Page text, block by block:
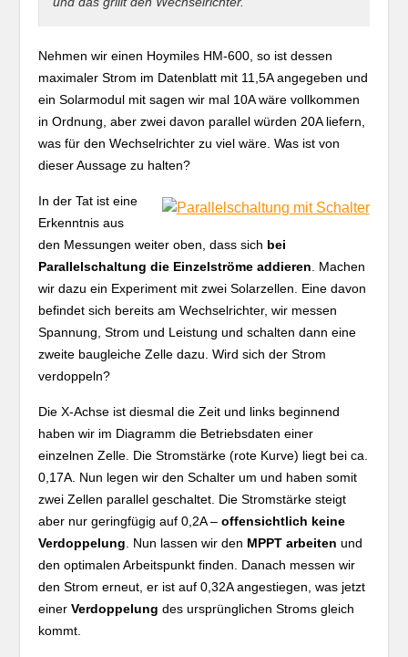
Nehmen wir einen Hoymiles HM-600, so ist dessen
maximaler Strom im Datenblatt mit 11,5A angegeben und
ein Solarmodul mit sagen wir mal 10A wäre vollkommen
in Ordnung, aber zwei davon parallel würden 20A liefern,
was für den Wechselrichter zu viel wäre. Was ist von
dieser Aussage zu halten?
In der Tat ist eine
Erkenntnis aus
den Messungen weiter oben, dass sich bei
Parallelschaltung die Einzelströme addieren . Machen
wir dazu ein Experiment mit zwei Solarzellen. Eine davon
befindet sich bereits am Wechselrichter, wir messen
Spannung, Strom und Leistung und schalten dann eine
zweite baugleiche Zelle dazu. Wird sich der Strom
verdoppeln?
Die X-Achse ist diesmal die Zeit und links beginnend
haben wir im Diagramm die Betriebsdaten einer
einzelnen Zelle. Die Stromstärke (rote Kurve) liegt bei ca.
0,17A. Nun legen wir den Schalter um und haben somit
zwei Zellen parallel geschaltet. Die Stromstärke steigt
aber nur geringfügig auf 0,2A –offensichtlich keine
Verdoppelung . Nun lassen wir den MPPT arbeiten und
den optimalen Arbeitspunkt finden. Danach messen wir
den Strom erneut, er ist auf 0,32A angestiegen, was jetzt
einerVerdoppelung des ursprünglichen Stroms gleich
kommt.